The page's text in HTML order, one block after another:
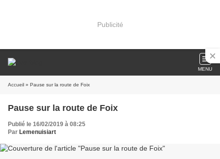
Publicité
MENU
Accueil » Pause sur la route de Foix
Pause sur la route de Foix
Publié le 16/02/2019 à 08:25
Par Lemenuisiart